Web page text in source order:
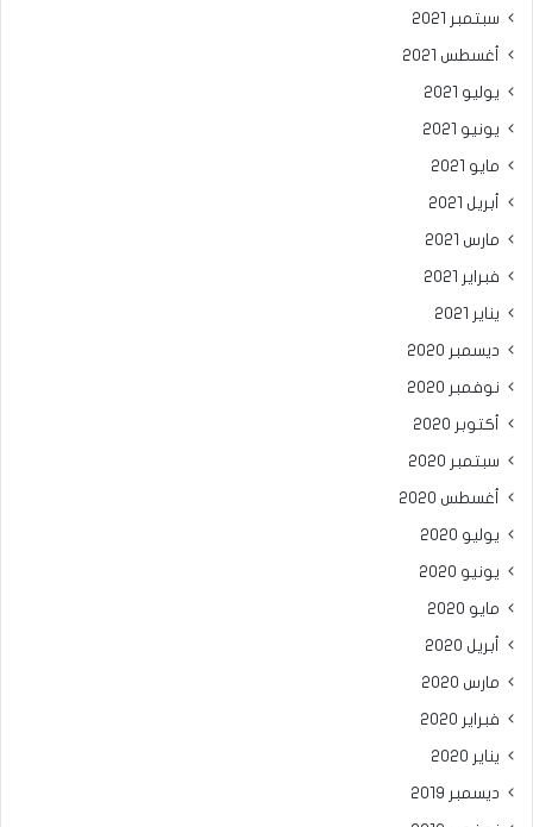
سبتمبر 2021
أغسطس 2021
يوليو 2021
يونيو 2021
مايو 2021
أبريل 2021
مارس 2021
فبراير 2021
يناير 2021
ديسمبر 2020
نوفمبر 2020
أكتوبر 2020
سبتمبر 2020
أغسطس 2020
يوليو 2020
يونيو 2020
مايو 2020
أبريل 2020
مارس 2020
فبراير 2020
يناير 2020
ديسمبر 2019